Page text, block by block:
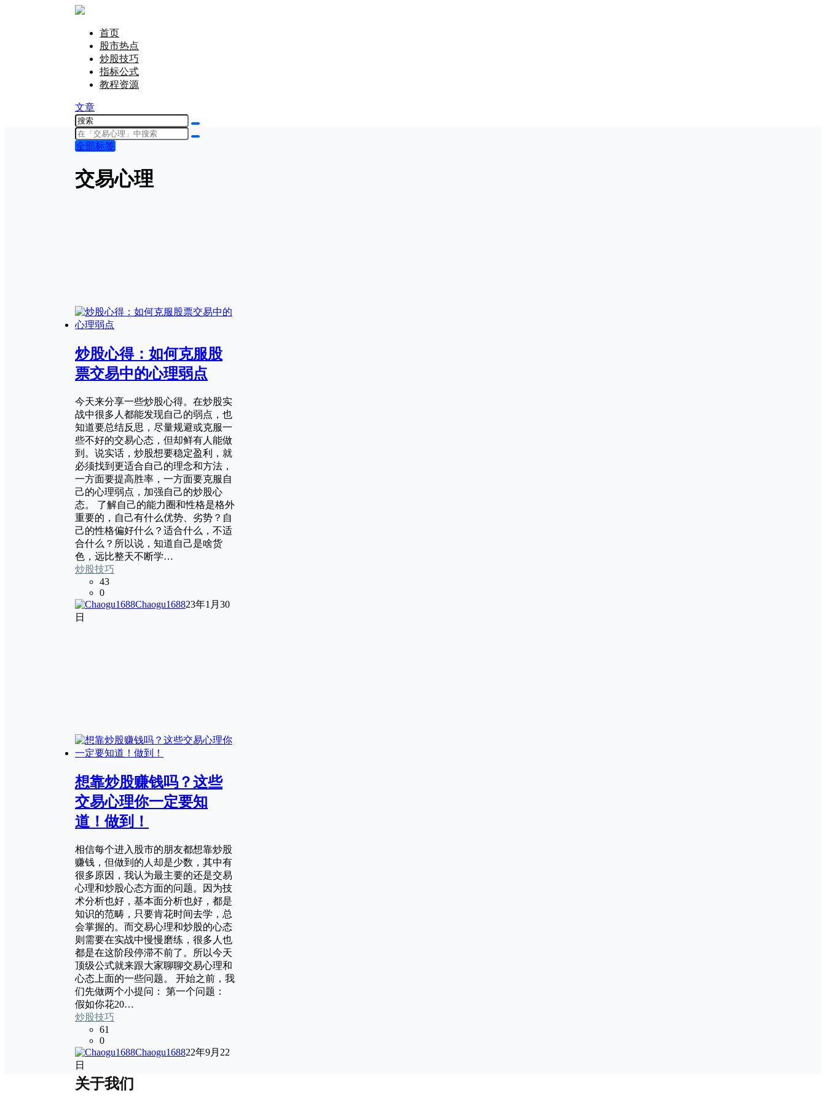
首页
股市热点
炒股技巧
指标公式
教程资源
文章
全部标签
交易心理
炒股心得：如何克服股
票交易中的心理弱点
今天来分享一些炒股心得。在炒股实
战中很多人都能发现自己的弱点，也
知道要总结反思，尽量规避或克服一
些不好的交易心态，但却鲜有人能做
到。说实话，炒股想要稳定盈利，就
必须找到更适合自己的理念和方法，
一方面要提高胜率，一方面要克服自
己的心理弱点，加强自己的炒股心
态。 了解自己的能力圈和性格是格外
重要的，自己有什么优势、劣势？自
己的性格偏好什么？适合什么，不适
合什么？所以说，知道自己是啥货
色，远比整天不断学…
炒股技巧
43
0
Chaogu168823年1月30
日
想靠炒股赚钱吗？这些
交易心理你一定要知
道！做到！
相信每个进入股市的朋友都想靠炒股
赚钱，但做到的人却是少数，其中有
很多原因，我认为最主要的还是交易
心理和炒股心态方面的问题。因为技
术分析也好，基本面分析也好，都是
知识的范畴，只要肯花时间去学，总
会掌握的。而交易心理和炒股的心态
则需要在实战中慢慢磨练，很多人也
都是在这阶段停滞不前了。所以今天
顶级公式就来跟大家聊聊交易心理和
心态上面的一些问题。 开始之前，我
们先做两个小提问： 第一个问题：
假如你花20…
炒股技巧
61
0
Chaogu168822年9月22
日
关于我们